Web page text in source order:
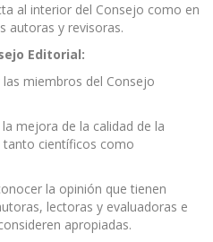
al interior del Consejo como en
autoras y revisoras.
Editorial:
miembros del Consejo
de la calidad de la
científicos como
la opinión que tienen
lectoras y evaluadoras e
apropiadas.